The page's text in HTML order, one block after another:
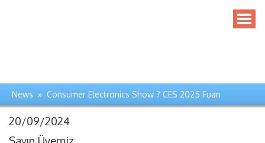
News » Consumer Electronics Show ? CES 2025 Fuarı
20/09/2024